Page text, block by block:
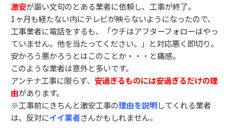
激安が謳い文句のとある業者に依頼し、工事が終了。
1ヶ月も経たない内にテレビが映らないようになったので、
工事業者に電話をするも、「ウチはアフターフォローはやっ
ていません。他を当たってください。」と対応悪く即切り。
安かろう悪かろうとはこのことか・・・と痛感。
このような業者は意外と多いです。
アンテナ工事に限らず、 安過ぎるものには安過ぎるだけの理
由があります。
※工事前にきちんと激安工事の理由を説明してくれる業者
は、反対にイイ業者さんかもしれません。